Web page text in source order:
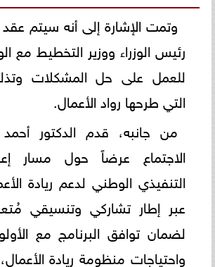
وتمت الإشارة إلى أنه سيتم عقد
رئيس الوزراء ووزير التخطيط مع
للعمل على حل المشكلات
التي طرحها رواد الأعمال.
من جانبه، قدم الدكتور
الاجتماع عرضاً حول مسار
التنفيذي الوطني لدعم ريادة
عبر إطار تشاركي وتنسيقي
لضمان توافق البرنامج مع
واحتياجات منظومة ريادة